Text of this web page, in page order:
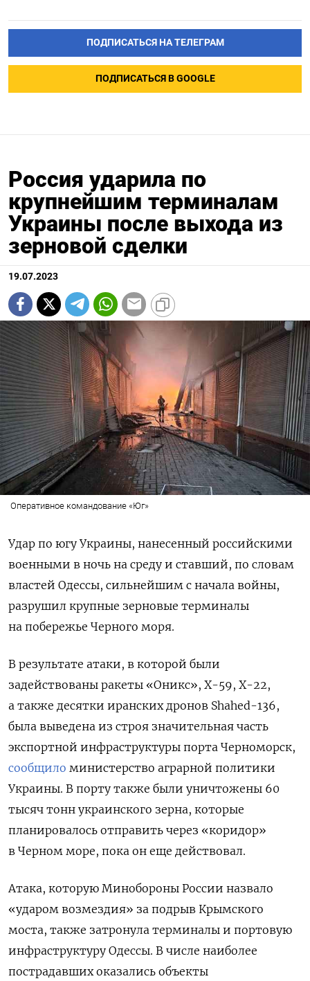
ПОДПИСАТЬСЯ НА ТЕЛЕГРАМ
ПОДПИСАТЬСЯ В GOOGLE
Россия ударила по
крупнейшим терминалам
Украины после выхода из
зерновой сделки
19.07.2023
Оперативное командование «Юг»
Удар по югу Украины, нанесенный российскими
военными в ночь на среду и ставший, по словам
властей Одессы, сильнейшим с начала войны,
разрушил крупные зерновые терминалы
на побережье Черного моря.
В результате атаки, в которой были
задействованы ракеты «Оникс», Х-59, Х-22,
а также десятки иранских дронов Shahed-136,
была выведена из строя значительная часть
экспортной инфраструктуры порта Черноморск,
сообщило министерство аграрной политики
Украины. В порту также были уничтожены 60
тысяч тонн украинского зерна, которые
планировалось отправить через «коридор»
в Черном море, пока он еще действовал.
Атака, которую Минобороны России назвало
«ударом возмездия» за подрыв Крымского
моста, также затронула терминалы и портовую
инфраструктуру Одессы. В числе наиболее
пострадавших оказались объекты